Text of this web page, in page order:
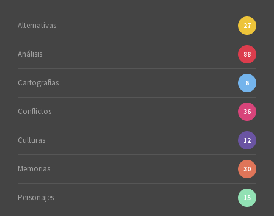
Alternativas 27
Análisis 88
Cartografías 6
Conflictos 36
Culturas 12
Memorias 30
Personajes 15